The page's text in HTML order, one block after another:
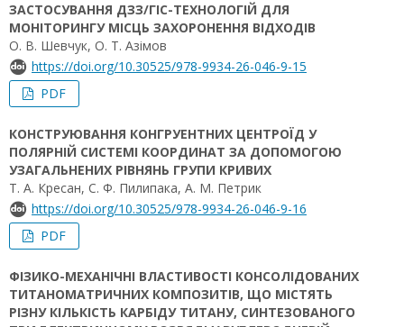
ЗАСТОСУВАННЯ ДЗЗ/ГІС-ТЕХНОЛОГІЙ ДЛЯ
МОНІТОРИНГУ МІСЦЬ ЗАХОРОНЕННЯ ВІДХОДІВ
О. В. Шевчук, О. Т. Азімов
https://doi.org/10.30525/978-9934-26-046-9-15
PDF
КОНСТРУЮВАННЯ КОНГРУЕНТНИХ ЦЕНТРОЇД У
ПОЛЯРНІЙ СИСТЕМІ КООРДИНАТ ЗА ДОПОМОГОЮ
УЗАГАЛЬНЕНИХ РІВНЯНЬ ГРУПИ КРИВИХ
Т. А. Кресан, С. Ф. Пилипака, А. М. Петрик
https://doi.org/10.30525/978-9934-26-046-9-16
PDF
ФІЗИКО-МЕХАНІЧНІ ВЛАСТИВОСТІ КОНСОЛІДОВАНИХ
ТИТАНОМАТРИЧНИХ КОМПОЗИТІВ, ЩО МІСТЯТЬ
РІЗНУ КІЛЬКІСТЬ КАРБІДУ ТИТАНУ, СИНТЕЗОВАНОГО